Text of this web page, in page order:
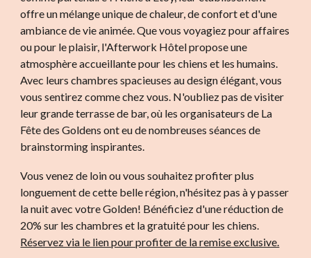
offre un mélange unique de chaleur, de confort et d'une
ambiance de vie animée. Que vous voyagiez pour affaires
ou pour le plaisir, l'Afterwork Hôtel propose une
atmosphère accueillante pour les chiens et les humains.
Avec leurs chambres spacieuses au design élégant, vous
vous sentirez comme chez vous. N'oubliez pas de visiter
leur grande terrasse de bar, où les organisateurs de La
Fête des Goldens ont eu de nombreuses séances de
brainstorming inspirantes.
Vous venez de loin ou vous souhaitez profiter plus
longuement de cette belle région, n'hésitez pas à y passer
la nuit avec votre Golden! Bénéficiez d'une réduction de
20% sur les chambres et la gratuité pour les chiens.
Réservez via le lien pour profiter de la remise exclusive.